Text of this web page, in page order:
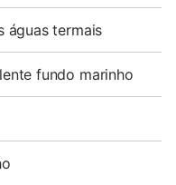
águas termais
fundo marinho